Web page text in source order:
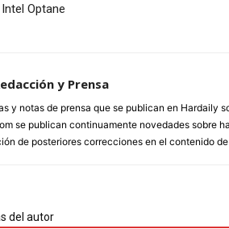
Optane
y Prensa
y notas de prensa que se publican en Hardaily
se publican continuamente novedades sobre
de posteriores correcciones en el contenido
del autor